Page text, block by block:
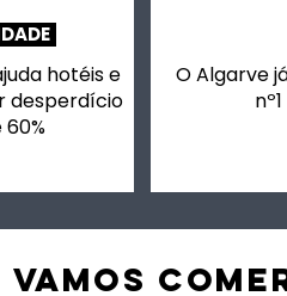
hotéis e
desperdício
O Algarve
VAMOS